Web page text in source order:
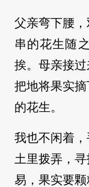
父亲弯下腰
串的花生随
挨。母亲接
把地将果实
的花生。
我也不闲着
土里拨弄，
易，果实要颗